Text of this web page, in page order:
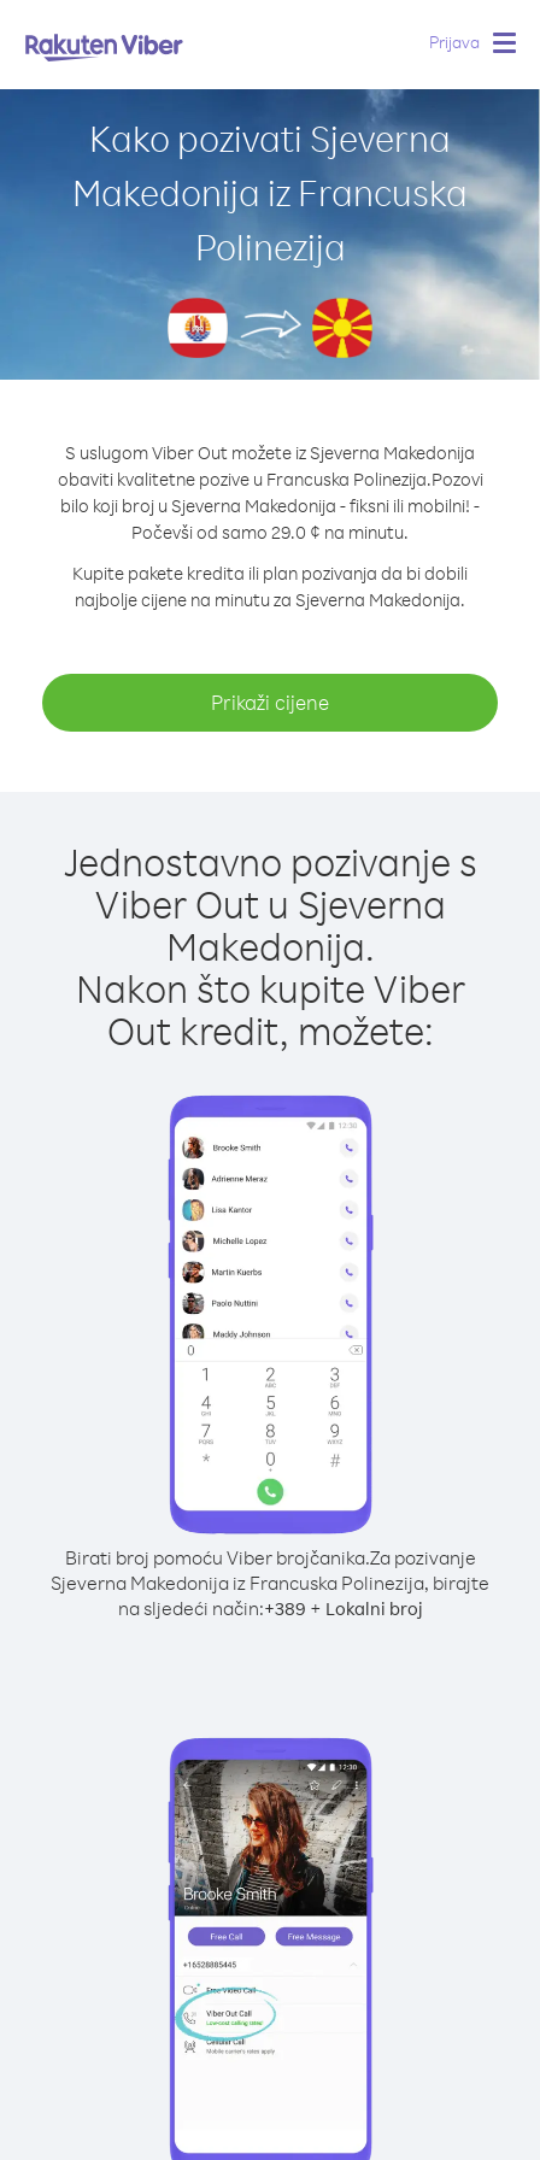
Prijava
Kako pozivati Sjeverna
Makedonija iz Francuska
Polinezija
S uslugom Viber Out možete iz Sjeverna Makedonija
obaviti kvalitetne pozive u Francuska Polinezija.Pozovi
bilo koji broj u Sjeverna Makedonija - fiksni ili mobilni! -
Počevši od samo 29.0 ¢ na minutu.
Kupite pakete kredita ili plan pozivanja da bi dobili
najbolje cijene na minutu za Sjeverna Makedonija.
Prikaži cijene
Jednostavno pozivanje s
Viber Out u Sjeverna
Makedonija.
Nakon što kupite Viber
Out kredit, možete:
Birati broj pomoću Viber brojčanika.Za pozivanje
Sjeverna Makedonija iz Francuska Polinezija, birajte
na sljedeći način:+389 + Lokalni broj